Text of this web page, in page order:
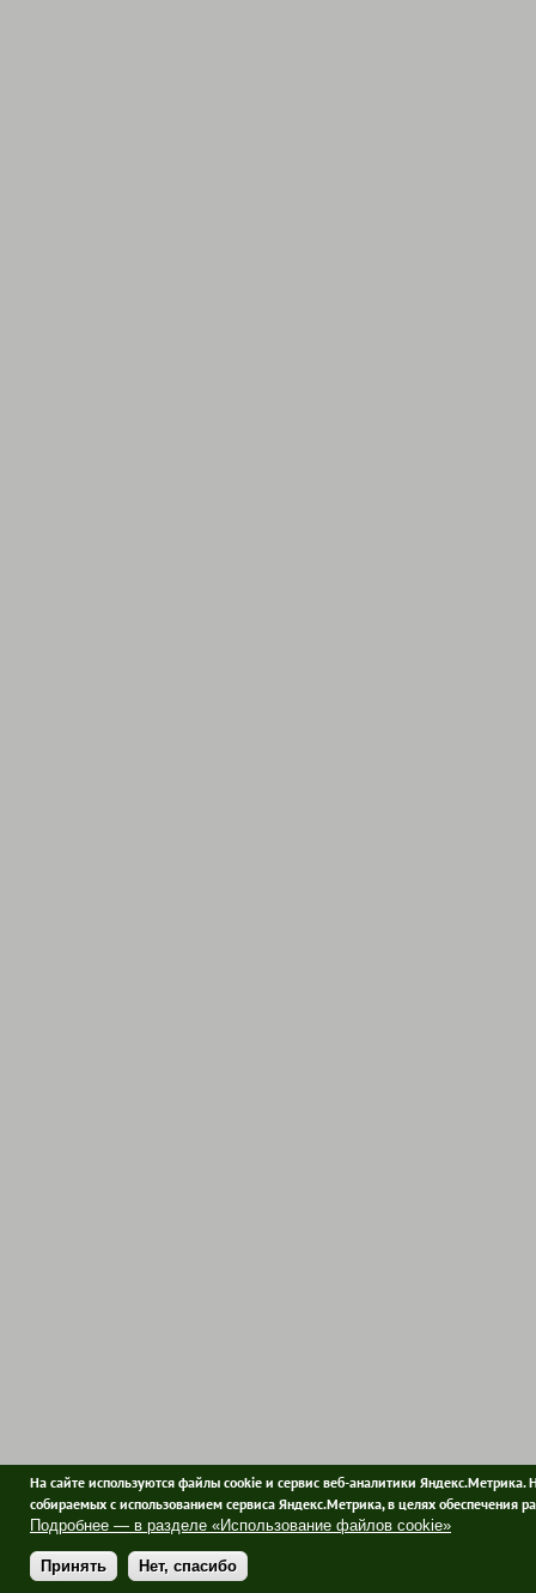
На сайте используются файлы cookie и сервис веб-аналитики
собираемых с использованием сервиса Яндекс.Метрика, в целях обеспечения
Подробнее — в разделе «Использование файлов cookie»
Принять Нет, спасибо